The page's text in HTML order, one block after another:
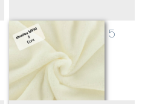
Teddydoux "écru" 5
Sur demande